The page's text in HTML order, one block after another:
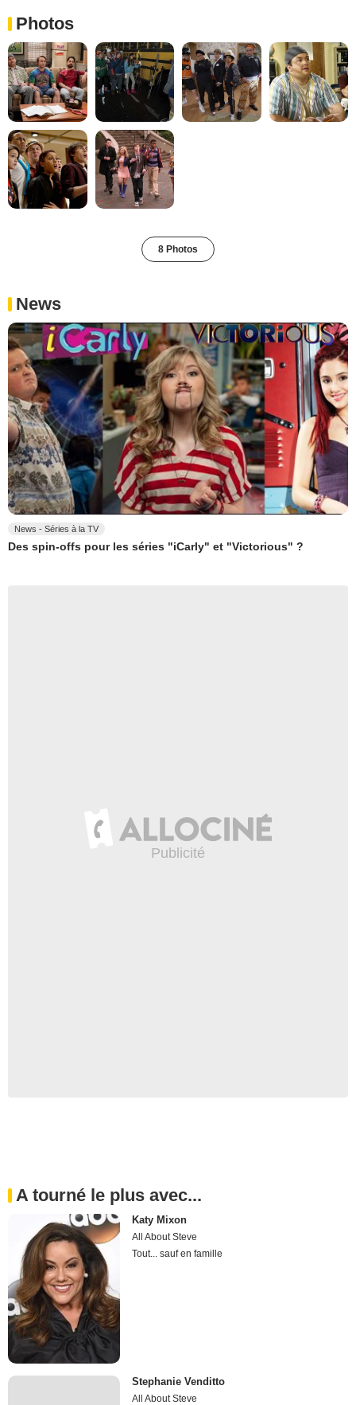
Photos
8 Photos
News
News - Séries à la TV
Des spin-offs pour les séries "iCarly" et "Victorious" ?
A tourné le plus avec...
Katy Mixon
All About Steve
Tout... sauf en famille
Stephanie Venditto
All About Steve